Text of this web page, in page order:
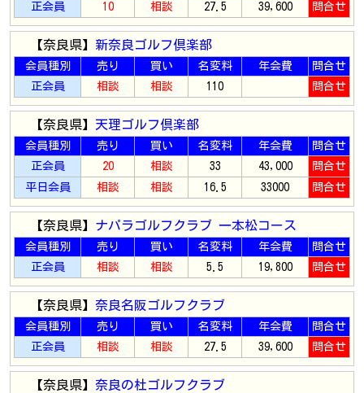
正会員
10 相談 27.5 39,600 問合せ
【奈良県】 新奈良ゴルフ倶楽部
会員種別 売り 買い 名変料 年会費
問合せ
正会員
相談 相談 110 問合せ
【奈良県】 天理ゴルフ倶楽部
会員種別 売り 買い 名変料 年会費
問合せ
正会員
20 相談 33 43,000
問合せ
平日会員
相談 相談 16.5 33000 問合せ
【奈良県】 ナパラゴルフクラブ 一本松コース
会員種別 売り 買い 名変料 年会費
問合せ
正会員
相談 相談 5.5 19,800 問合せ
【奈良県】 奈良名阪ゴルフクラブ
会員種別 売り 買い 名変料 年会費
問合せ
正会員
相談 相談 27.5 39,600 問合せ
【奈良県】 奈良の杜ゴルフクラブ